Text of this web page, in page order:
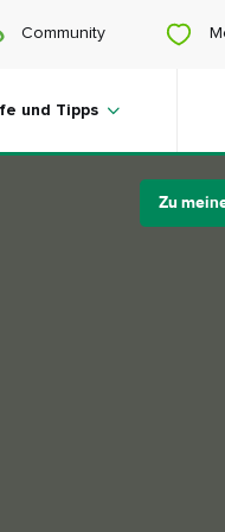
Community
und Tipps
Zu